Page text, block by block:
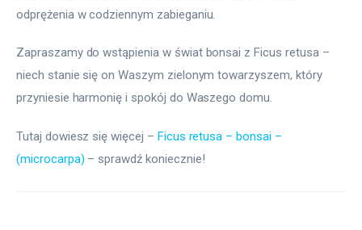
odprężenia w codziennym zabieganiu.
Zapraszamy do wstąpienia w świat bonsai z Ficus retusa –
niech stanie się on Waszym zielonym towarzyszem, który
przyniesie harmonię i spokój do Waszego domu.
Tutaj dowiesz się więcej – Ficus retusa – bonsai –
(microcarpa) – sprawdź koniecznie!